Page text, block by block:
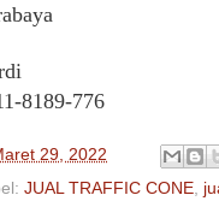
8189-776
29, 2022
JUAL TRAFFIC CONE,